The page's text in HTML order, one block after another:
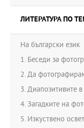
ЛИТЕРАТУРА ПО
На български език
1. Беседи за
2. Да
3. Диапозитивите
4. Загадките на
5. Изкуствено